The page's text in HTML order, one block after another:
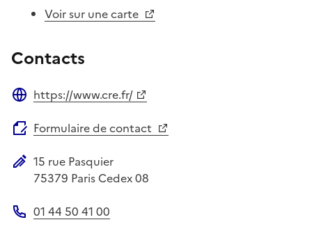
Voir sur une carte
Contacts
https://www.cre.fr/
Formulaire de contact
Adresse postale
15 rue Pasquier
75379 Paris Cedex 08
01 44 50 41 00